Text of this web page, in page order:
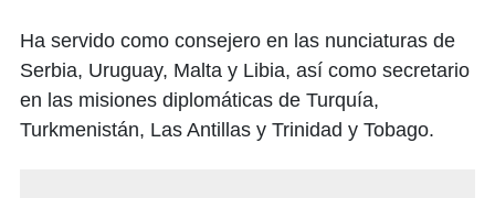
Ha servido como consejero en las nunciaturas de
Serbia, Uruguay, Malta y Libia, así como secretario
en las misiones diplomáticas de Turquía,
Turkmenistán, Las Antillas y Trinidad y Tobago.